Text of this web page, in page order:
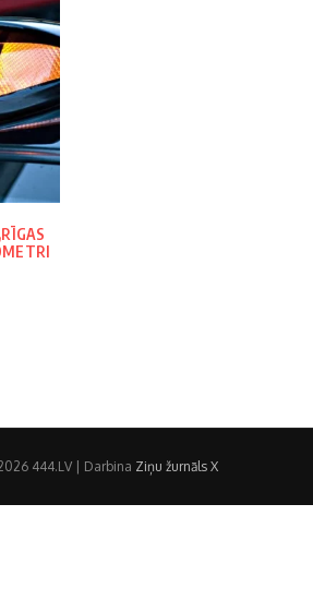
444.LV | Darbina Ziņu žurnāls X